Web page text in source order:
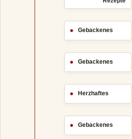
Gebackenes
Gebackenes
Herzhaftes
Gebackenes